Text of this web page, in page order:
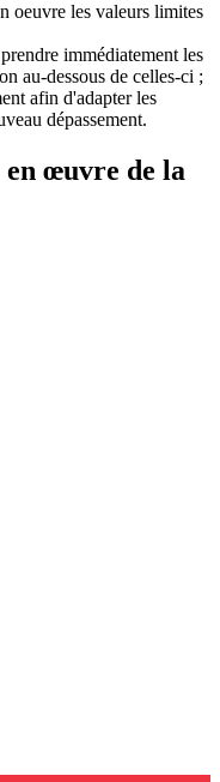
oeuvre les valeurs limites
immédiatement les
au-dessous de celles-ci ;
afin d'adapter les
dépassement.
en œuvre de la